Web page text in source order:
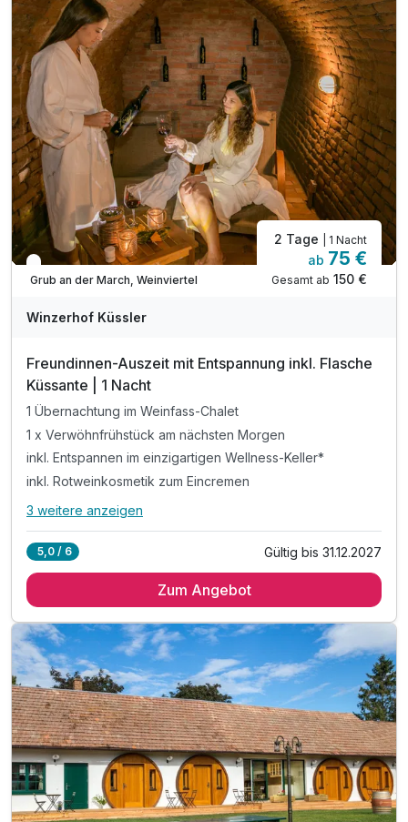
Tipp: Weltweit einzigartiges Erlebnis zu zweit!
In 3 Wochen wieder frei
Grub an der March, Weinviertel
2 Tage | 1 Nacht
ab 75 €
Gesamt ab 150 €
Winzerhof Küssler
Freundinnen-Auszeit mit Entspannung inkl. Flasche
Küssante | 1 Nacht
1 Übernachtung im Weinfass-Chalet
1 x Verwöhnfrühstück am nächsten Morgen
inkl. Entspannen im einzigartigen Wellness-Keller*
inkl. Rotweinkosmetik zum Eincremen
Alle Inklusivleistungen
1 x Verwöhnfrühstück am nächsten Morgen
inkl. Rotweinkosmetik zum Eincremen
inkl. 1 Flasche Küssante (Frizannte)
inkl. Parkplatz & W-LAN Nutzung
Tipp: Winzerabend im Winzerhof Küssler
3 weitere anzeigen
5,0 / 6 Gültig bis 31.12.2027
Zum Angebot